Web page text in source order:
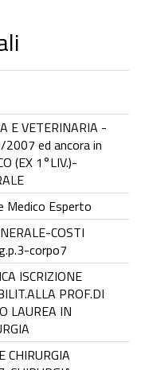
E VETERINARIA -
ed ancora in
(EX 1°LIV.)-
Medico Esperto
COSTI
corpo7
ISCRIZIONE
PROF.DI
LAUREA IN
CHIRURGIA